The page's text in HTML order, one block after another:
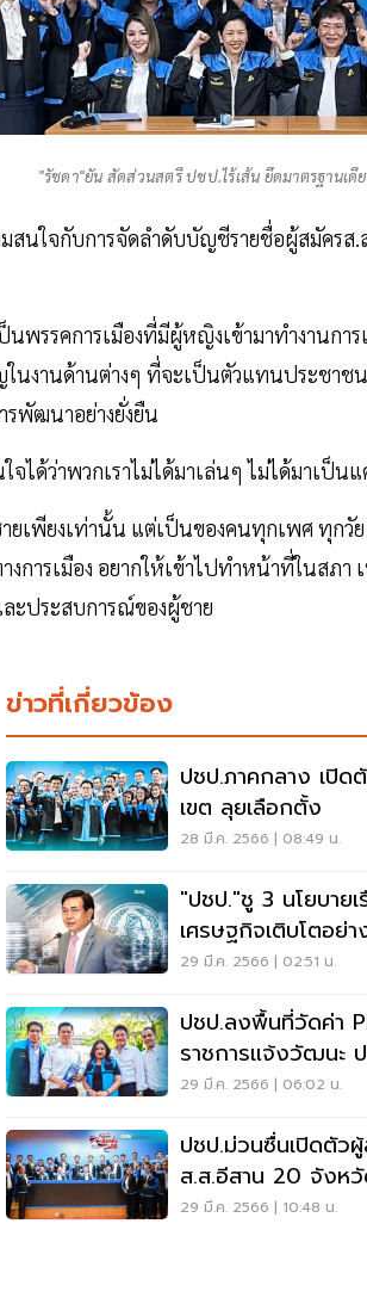
"รัชดา"ยัน สัดส่วนสตรี ปชป.ไร้เส้น ยึดมาตรฐานเดี
สนใจกับการจัดลำดับบัญชีรายชื่อผู้สมัคร
พรรคการเมืองที่มีผู้หญิงเข้ามาทำงานก
นงานด้านต่างๆ ที่จะเป็นตัวแทนประชา
รพัฒนาอย่างยั่งยืน
ด้ว่าพวกเราไม่ได้มาเล่นๆ ไม่ได้มาเป็นแ
ยเพียงเท่านั้น แต่เป็นของคนทุกเพศ ทุกวั
การเมือง อยากให้เข้าไปทำหน้าที่ในสภ
ะประสบการณ์ของผู้ชาย
ข่าวที่เกี่ยวข้อง
ปชป.ภาคกลาง เปิด
เขต ลุยเลือกตั้ง
28 มี.ค. 2566 | 08:49 น.
"ปชป."ชู 3 นโยบาย
เศรษฐกิจเติบโตอย่
29 มี.ค. 2566 | 02:51 น.
ปชป.ลงพื้นที่วัดค่า
ราชการแจ้งวัฒนะ
กม.อากาศสะอาด
29 มี.ค. 2566 | 06:02 น.
ปชป.ม่วนซื่นเปิดตัว
ส.ส.อีสาน 20 จังหวั
29 มี.ค. 2566 | 10:48 น.